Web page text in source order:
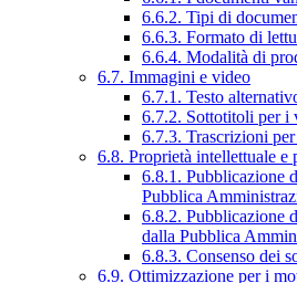
6.6.2. Tipi di
6.6.3. Formato di
6.6.4. Modalità di
6.7. Immagini e video
6.7.1. Testo
6.7.2. Sottotitoli per i
6.7.3. Trascrizioni
6.8. Proprietà intellettuale e
6.8.1. Pubblicazione
Pubblica
6.8.2. Pubblicazione
dalla Pubblica
6.8.3. Consenso dei
6.9. Ottimizzazione per i